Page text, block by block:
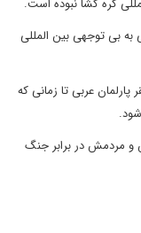
گره گشا نبوده است.
بی توجهی بین المللی
عربی تا زمانی که
و مردمش در برابر جنگ